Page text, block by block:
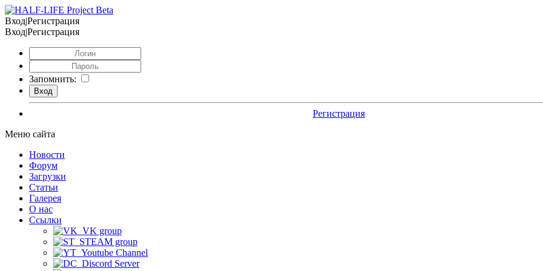
Вход|Регистрация
Вход|Регистрация
Запомнить:
Регистрация
Меню сайта
Новости
Форум
Загрузки
Статьи
Галерея
О нас
Ссылки
VK group
STEAM group
Youtube Channel
Discord Server